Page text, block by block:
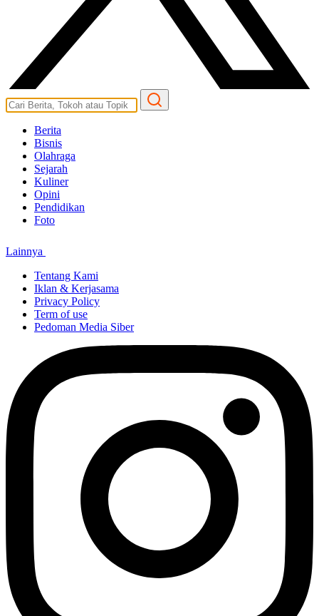
Berita
Bisnis
Olahraga
Sejarah
Kuliner
Opini
Pendidikan
Foto
Lainnya
Tentang Kami
Iklan & Kerjasama
Privacy Policy
Term of use
Pedoman Media Siber